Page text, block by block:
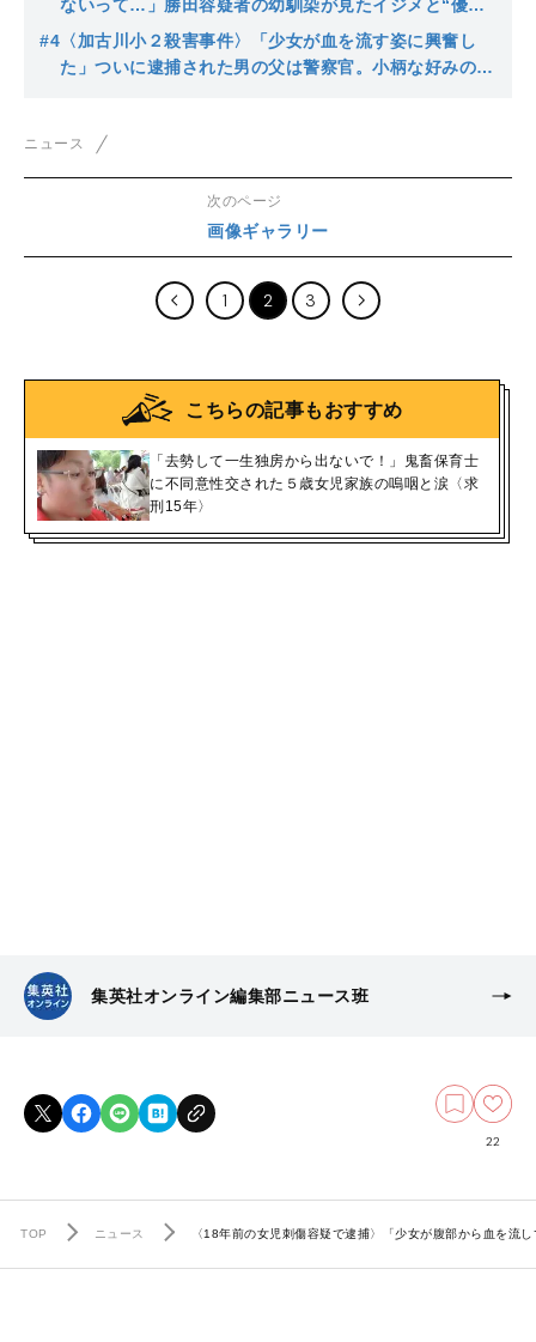
ないって…」勝田容疑者の幼馴染が見たイジメと“優し
い家庭”
#4 〈加古川小２殺害事件〉「少女が血を流す姿に興奮し
た」ついに逮捕された男の父は警察官。小柄な好みの女
ニュース
次のページ
画像ギャラリー
1 2 3
こちらの記事もおすすめ
「去勢して一生独房から出ないで！」鬼畜保育士
に不同意性交された５歳女児家族の嗚咽と涙〈求
刑15年〉
集英社オンライン編集部ニュース班
22
TOP ニュース 〈18年前の女児刺傷容疑で逮捕〉「少女が腹部から血を流